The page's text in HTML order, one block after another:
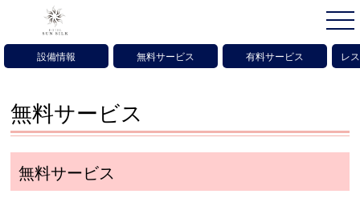
設備情報 無料サービス 有料サービス レ
無料サービス
無料サービス